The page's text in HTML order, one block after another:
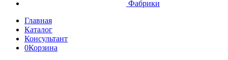
Фабрики
Главная
Каталог
Консультант
0Корзина